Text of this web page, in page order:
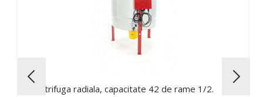
Centrifuga radiala, capacitate 42 de rame 1/2.